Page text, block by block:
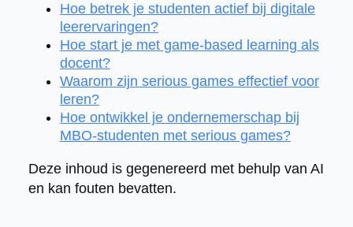
Hoe betrek je studenten actief bij digitale
leerervaringen?
Hoe start je met game-based learning als
docent?
Waarom zijn serious games effectief voor
leren?
Hoe ontwikkel je ondernemerschap bij
MBO-studenten met serious games?
Deze inhoud is gegenereerd met behulp van AI
en kan fouten bevatten.